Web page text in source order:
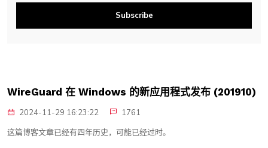
Subscribe
WireGuard 在 Windows 的新应用程式发布 (201910)
2024-11-29 16:23:22
1761
这篇博客文章已经有四年历史，可能已经过时。